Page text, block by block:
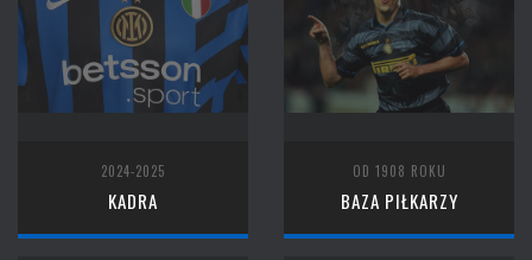
2024-2025
KADRA
OD 1908 ROKU
BAZA PIŁKARZY